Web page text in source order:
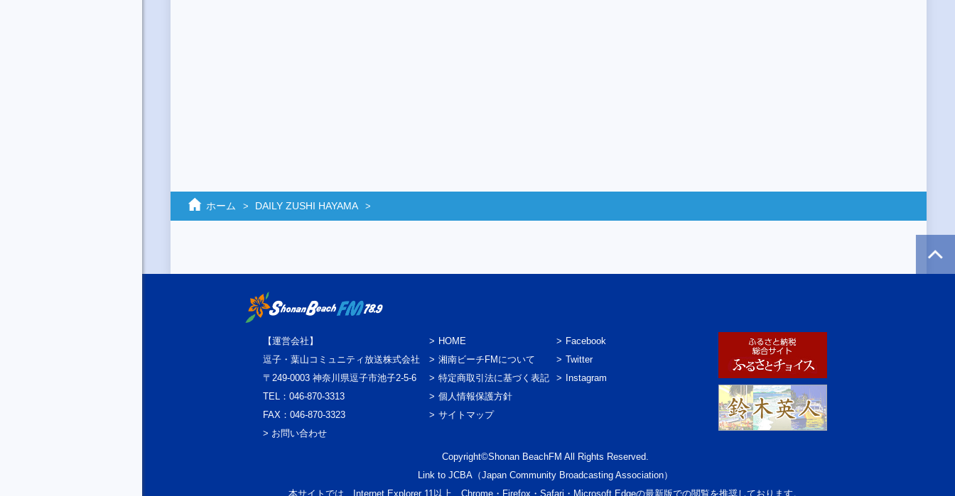
ホーム DAILY ZUSHI HAYAMA
【運営会社】
逗子・葉山コミュニティ放送株式会社
〒249-0003 神奈川県逗子市池子2-5-6
TEL：046-870-3313
FAX：046-870-3323
> お問い合わせ
HOME
湘南ビーチFMについて
特定商取引法に基づく表記
個人情報保護方針
サイトマップ
Facebook
Twitter
Instagram
Copyright©Shonan BeachFM All Rights Reserved.
Link to JCBA（Japan Community Broadcasting Association）
本サイトでは、Internet Explorer 11以上、Chrome・Firefox・Safari・Microsoft Edgeの最新版での閲覧を推奨しております。